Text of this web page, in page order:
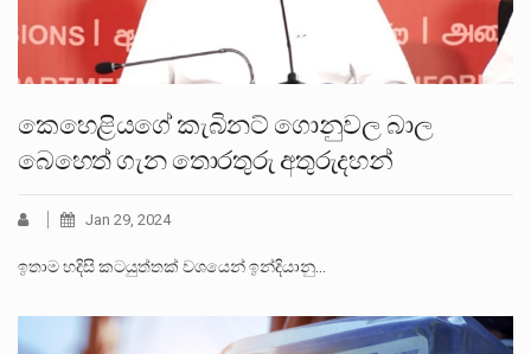
කෙහෙළියගේ කැබිනට් ගොනුවල බාල
බෙහෙත් ගැන තොරතුරු අතුරුදහන්
Jan 29, 2024
ඉතාම හදිසි කටයුත්තක් වශයෙන් ඉන්දියානු…